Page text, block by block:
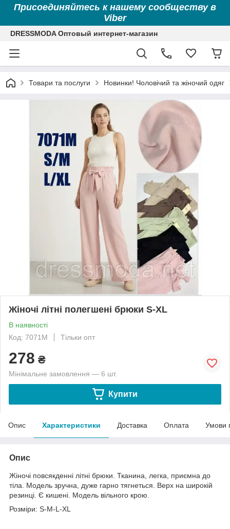
Присоединяйтесь к нашему сообществу в
Viber
DRESSMODA Оптовый интернет-магазин
Товари та послуги Новинки! Чоловічий та жіночий одяг
Жіночі літні полегшені брюки S-XL
В наявності
Код: 7071M
Тільки опт
278 ₴
Мінімальне замовлення — 6 шт.
Купити
Опис Характеристики Доставка Оплата Умови
Опис
Жіночі повсякденні літні брюки. Тканина, легка, приємна до
тіла. Модель зручна, дуже гарно тягнеться. Верх на широкій
резинці. Є кишені. Модель вільного крою.
Розміри: S-M-L-XL